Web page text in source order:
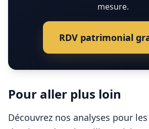
mesure.
RDV patrimonial
Pour aller plus loin
Découvrez nos analyses pour les